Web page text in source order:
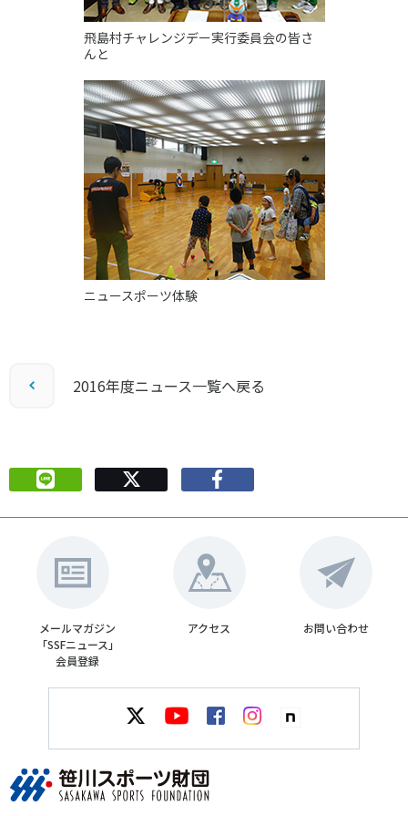
飛島村チャレンジデー実行委員会の皆さ
んと
ニュースポーツ体験
2016年度ニュース一覧へ戻る
メールマガジン
「SSFニュース」
会員登録
アクセス お問い合わせ